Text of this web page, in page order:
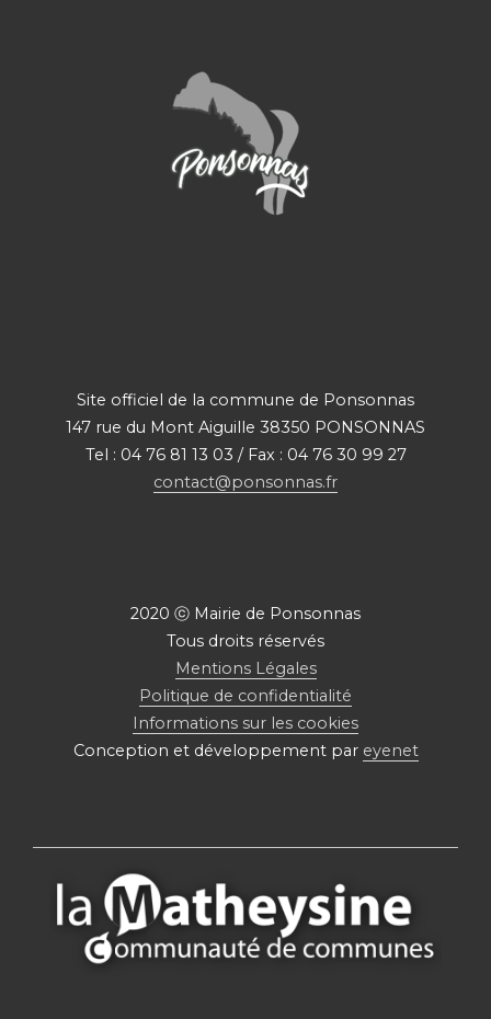
Site officiel de la commune de Ponsonnas
147 rue du Mont Aiguille 38350 PONSONNAS
Tel : 04 76 81 13 03 / Fax : 04 76 30 99 27
contact@ponsonnas.fr
2020 ⓒ Mairie de Ponsonnas
Tous droits réservés
Mentions Légales
Politique de confidentialité
Informations sur les cookies
Conception et développement par eyenet